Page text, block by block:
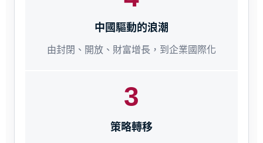
中國驅動的浪潮
由封閉、開放、財富增長，到企業國際化
3
策略轉移